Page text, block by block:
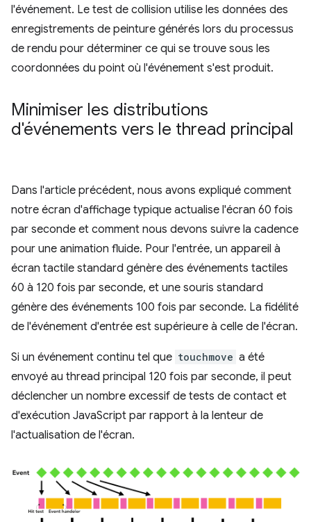
l'événement. Le test de collision utilise les données des
enregistrements de peinture générés lors du processus
de rendu pour déterminer ce qui se trouve sous les
coordonnées du point où l'événement s'est produit.
Minimiser les distributions
d'événements vers le thread principal
Dans l'article précédent, nous avons expliqué comment
notre écran d'affichage typique actualise l'écran 60 fois
par seconde et comment nous devons suivre la cadence
pour une animation fluide. Pour l'entrée, un appareil à
écran tactile standard génère des événements tactiles
60 à 120 fois par seconde, et une souris standard
génère des événements 100 fois par seconde. La fidélité
de l'événement d'entrée est supérieure à celle de l'écran.
Si un événement continu tel que touchmove a été
envoyé au thread principal 120 fois par seconde, il peut
déclencher un nombre excessif de tests de contact et
d'exécution JavaScript par rapport à la lenteur de
l'actualisation de l'écran.